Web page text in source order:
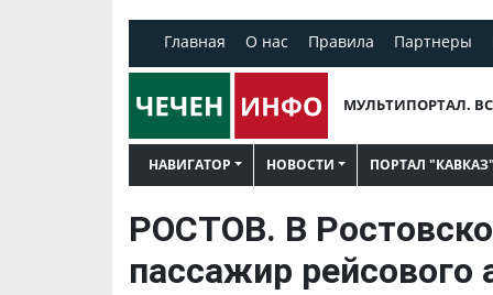
Главная О нас Правила Партнеры
МУЛЬТИПОРТАЛ.
НАВИГАТОР НОВОСТИ ПОРТАЛ "КАВКАЗ"
РОСТОВ. В
пассажир рейсового